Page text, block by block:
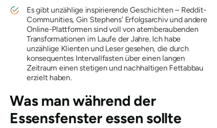
Es gibt unzählige inspirierende Geschichten – Reddit-
Communities, Gin Stephens' Erfolgsarchiv und andere
Online-Plattformen sind voll von atemberaubenden
Transformationen im Laufe der Jahre. Ich habe
unzählige Klienten und Leser gesehen, die durch
konsequentes Intervallfasten über einen langen
Zeitraum einen stetigen und nachhaltigen Fettabbau
erzielt haben.
Was man während der
Essensfenster essen sollte